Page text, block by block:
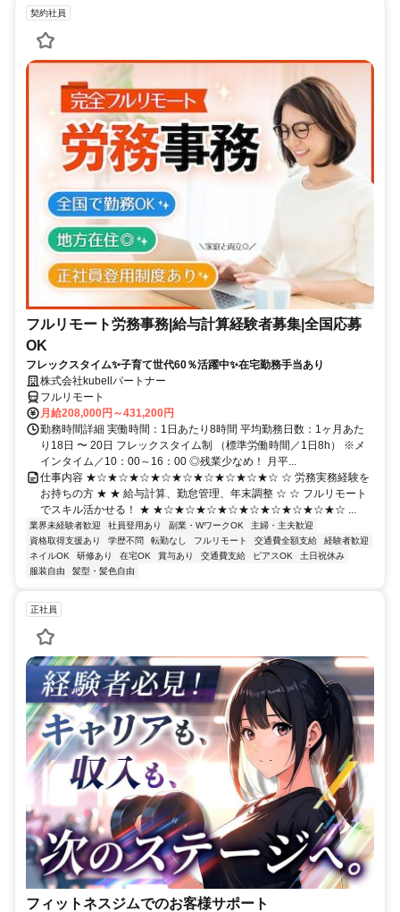
契約社員
フルリモート労務事務|給与計算経験者募集|全国応募
OK
フレックスタイム✨子育て世代60％活躍中✨在宅勤務手当あり
株式会社kubellパートナー
フルリモート
月給208,000円～431,200円
勤務時間詳細 実働時間：1日あたり8時間 平均勤務日数：1ヶ月あた
り18日 〜 20日 フレックスタイム制 （標準労働時間／1日8h） ※メ
インタイム／10：00～16：00 ◎残業少なめ！ 月平...
仕事内容 ★☆★☆★☆★☆★☆★☆★☆★☆★☆ ☆ 労務実務経験を
お持ちの方 ★ ★ 給与計算、勤怠管理、年末調整 ☆ ☆ フルリモート
でスキル活かせる！ ★ ★☆★☆★☆★☆★☆★☆★☆★☆★☆ ...
業界未経験者歓迎 社員登用あり 副業・WワークOK
主婦・主夫歓迎
資格取得支援あり
学歴不問 転勤なし フルリモート 交通費全額支給
経験者歓迎
ネイルOK
研修あり 在宅OK 賞与あり 交通費支給 ピアスOK
土日祝休み
服装自由
髪型・髪色自由
正社員
フィットネスジムでのお客様サポート